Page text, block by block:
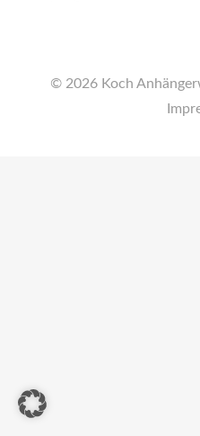
© 2026 Koch